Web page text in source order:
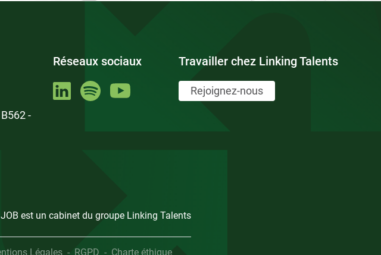
-
Réseaux sociaux Travailler chez Linking Talents
Rejoignez-nous
JOB est un cabinet du groupe Linking Talents
Légales RGPD Charte éthique